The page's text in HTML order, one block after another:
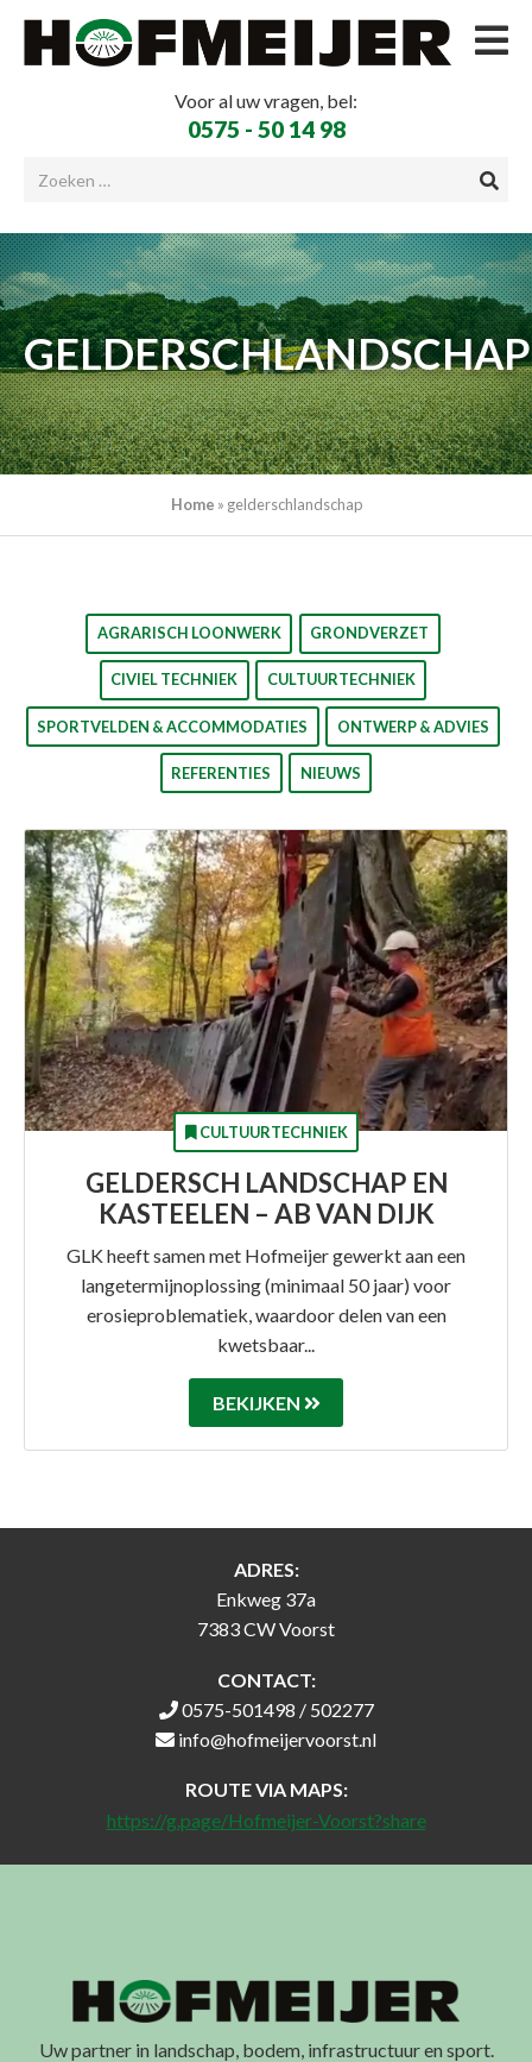
Voor al uw vragen, bel:
0575 - 50 14 98
GELDERSCHLANDSCHAP
Home » gelderschlandschap
AGRARISCH LOONWERK GRONDVERZET
CIVIEL TECHNIEK CULTUURTECHNIEK
SPORTVELDEN & ACCOMMODATIES ONTWERP & ADVIES
REFERENTIES NIEUWS
CULTUURTECHNIEK
GELDERSCH LANDSCHAP EN
KASTEELEN – AB VAN DIJK
GLK heeft samen met Hofmeijer gewerkt aan een
langetermijnoplossing (minimaal 50 jaar) voor
erosieproblematiek, waardoor delen van een
kwetsbaar...
BEKIJKEN
ADRES:
Enkweg 37a
7383 CW Voorst
CONTACT:
0575-501498 / 502277
info@hofmeijervoorst.nl
ROUTE VIA MAPS:
https://g.page/Hofmeijer-Voorst?share
Uw partner in landschap, bodem, infrastructuur en sport.